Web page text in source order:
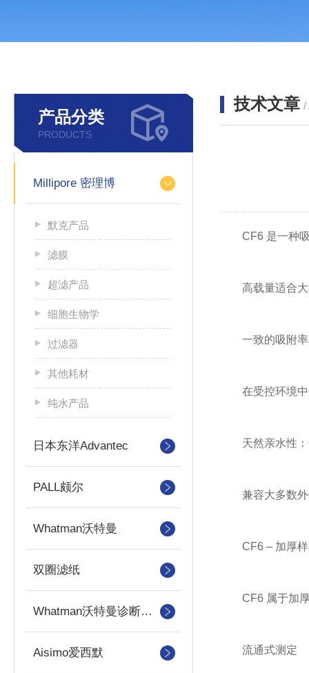
产品分类
PRODUCTS
Millipore 密理博
默克产品
滤膜
超滤产品
细胞生物学
过滤器
其他耗材
纯水产品
日本东洋Advantec
PALL颇尔
Whatman沃特曼
双圈滤纸
Whatman沃特曼诊断产品
Aisimo爱西默
技术文章 /
CF6 是一种吸
高载量适合大
一致的吸附率
在受控环境中
天然亲水性：
兼容大多数外
CF6 – 加厚样
CF6 属于加厚
流通式测定